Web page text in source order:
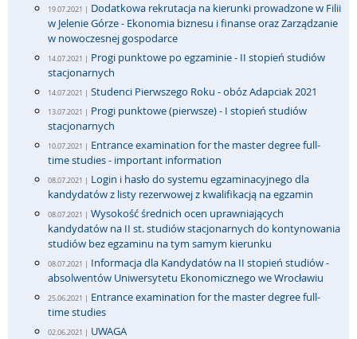
19.07.2021 | Dodatkowa rekrutacja na kierunki prowadzone w Filii
w Jelenie Górze - Ekonomia biznesu i finanse oraz Zarządzanie
w nowoczesnej gospodarce
14.07.2021 | Progi punktowe po egzaminie - II stopień studiów
stacjonarnych
14.07.2021 | Studenci Pierwszego Roku - obóz Adapciak 2021
13.07.2021 | Progi punktowe (pierwsze) - I stopień studiów
stacjonarnych
10.07.2021 | Entrance examination for the master degree full-
time studies - important information
08.07.2021 | Login i hasło do systemu egzaminacyjnego dla
kandydatów z listy rezerwowej z kwalifikacją na egzamin
08.07.2021 | Wysokość średnich ocen uprawniających
kandydatów na II st. studiów stacjonarnych do kontynowania
studiów bez egzaminu na tym samym kierunku
08.07.2021 | Informacja dla Kandydatów na II stopień studiów -
absolwentów Uniwersytetu Ekonomicznego we Wrocławiu
25.06.2021 | Entrance examination for the master degree full-
time studies
02.06.2021 | UWAGA